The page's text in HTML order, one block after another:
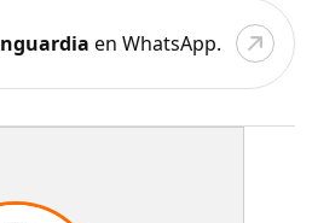
en WhatsApp.